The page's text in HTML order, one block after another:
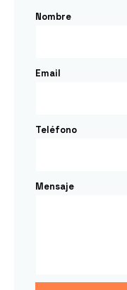
Nombre
Email
Teléfono
Mensaje